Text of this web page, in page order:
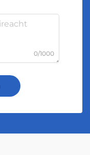
0/1000